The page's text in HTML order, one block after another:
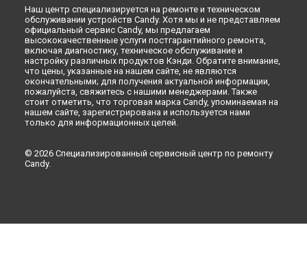
Наш центр специализируется на ремонте и техническом
обслуживании устройств Candy. Хотя мы и не представляем
официальный сервис Candy, мы предлагаем
высококачественные услуги постгарантийного ремонта,
включая диагностику, техническое обслуживание и
настройку различных продуктов Кэнди. Обратите внимание,
что цены, указанные на нашем сайте, не являются
окончательными; для получения актуальной информации,
пожалуйста, свяжитесь с нашими менеджерами. Также
стоит отметить, что торговая марка Candy, упоминаемая на
нашем сайте, зарегистрирована и используется нами
только для информационных целей.
© 2026 Специализированный сервисный центр по ремонту
Candy.